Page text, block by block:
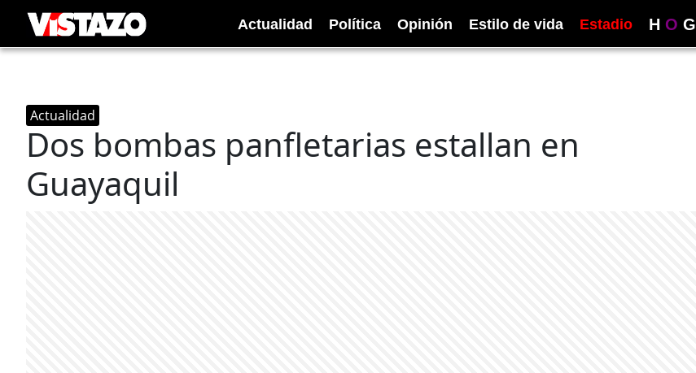
Actualidad Política Opinión Estilo de vida Estadio H O G
Actualidad
Dos bombas panfletarias estallan en
Guayaquil